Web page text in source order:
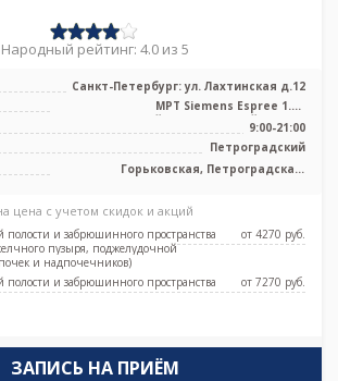
Народный рейтинг: 4.0 из 5
Санкт-Петербург: ул. Лахтинская д.12
МРТ Siemens Espree 1.5Т
высокопольный полуоткрытый тип, КТ
Siemens Sie ...
9:00-21:00
Петроградский
Горьковская, Петроградская,
цена с учетом скидок и акций
и забрюшинного пространства
пузыря, поджелудочной
и надпочечников)
от 4270 pуб.
и забрюшинного пространства
от 7270 pуб.
ЗАПИСЬ НА ПРИЁМ